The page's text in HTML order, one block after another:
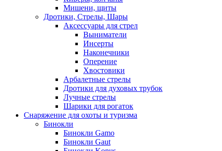
Мишени, щиты
Дротики, Стрелы, Шары
Аксессуары для стрел
Выниматели
Инсерты
Наконечники
Оперение
Хвостовики
Арбалетные стрелы
Дротики для духовых трубок
Лучные стрелы
Шарики для рогаток
Снаряжение для охоты и туризма
Бинокли
Бинокли Gamo
Бинокли Gaut